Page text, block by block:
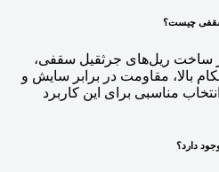
سقفی چیست؟
ساخت ریل‌های جرثقیل سقفی،
بالا، مقاومت در برابر سایش و
مناسبی برای این کاربرد
دارد؟